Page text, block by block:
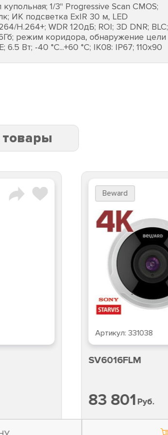
1/3" Progressive Scan CMOS;
ИК подсветка EхIR 30 м, LED
H.264+; WDR 120дБ; ROI; 3D DNR; BLC;
режим коридора, обнаружение цели
Вт; -40 °C...+60 °C; IK08: IP67; 110х90
Beward
Артикул:331038
SV6016FLM
83 801Руб.